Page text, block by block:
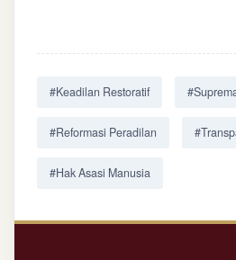
#Keadilan Restoratif
#Reformasi Peradilan
#Hak Asasi Manusia